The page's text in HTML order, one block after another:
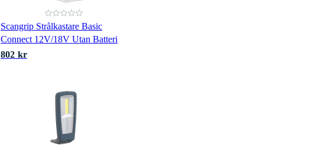
Scangrip Strålkastare Basic
Connect 12V/18V Utan Batteri
802 kr